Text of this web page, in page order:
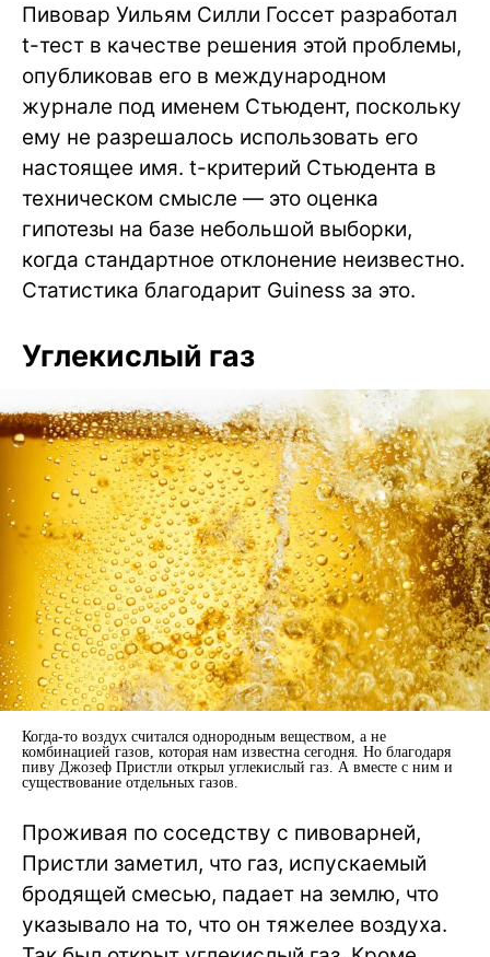
Пивовар Уильям Силли Госсет разработал
t-тест в качестве решения этой проблемы,
опубликовав его в международном
журнале под именем Стьюдент, поскольку
ему не разрешалось использовать его
настоящее имя. t-критерий Стьюдента в
техническом смысле — это оценка
гипотезы на базе небольшой выборки,
когда стандартное отклонение неизвестно.
Статистика благодарит Guiness за это.
Углекислый газ
Когда-то воздух считался однородным веществом, а не
комбинацией газов, которая нам известна сегодня. Но благодаря
пиву Джозеф Пристли открыл углекислый газ. А вместе с ним и
существование отдельных газов.
Проживая по соседству с пивоварней,
Пристли заметил, что газ, испускаемый
бродящей смесью, падает на землю, что
указывало на то, что он тяжелее воздуха.